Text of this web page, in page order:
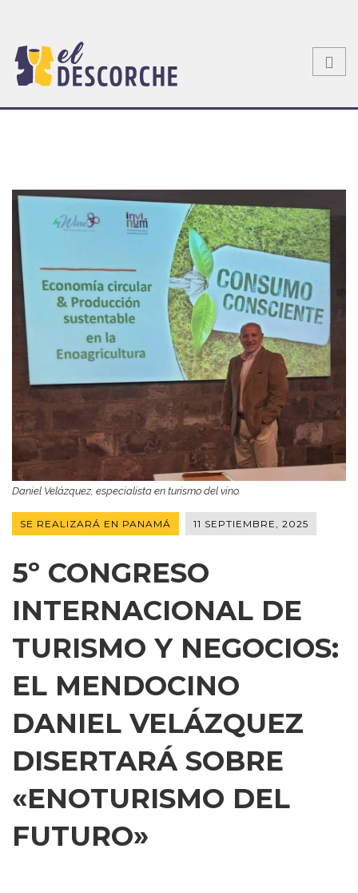
Daniel Velázquez, especialista en turismo del vino.
SE REALIZARÁ EN PANAMÁ 11 SEPTIEMBRE, 2025
5º CONGRESO
INTERNACIONAL DE
TURISMO Y NEGOCIOS:
EL MENDOCINO
DANIEL VELÁZQUEZ
DISERTARÁ SOBRE
«ENOTURISMO DEL
FUTURO»